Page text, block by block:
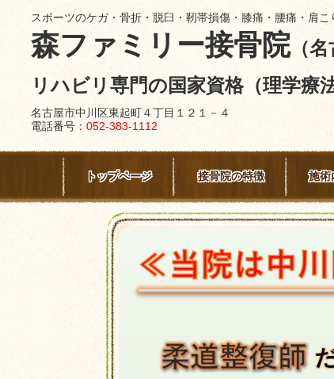
スポーツのケガ・骨折・脱臼・靭帯損傷・膝痛・腰痛・肩
森ファミリー接骨院（名
リハビリ専門の国家資格（理学療
名古屋市中川区東起町４丁目１２１－４
電話番号： 052-383-1112
トップページ 接骨院の特徴 施術